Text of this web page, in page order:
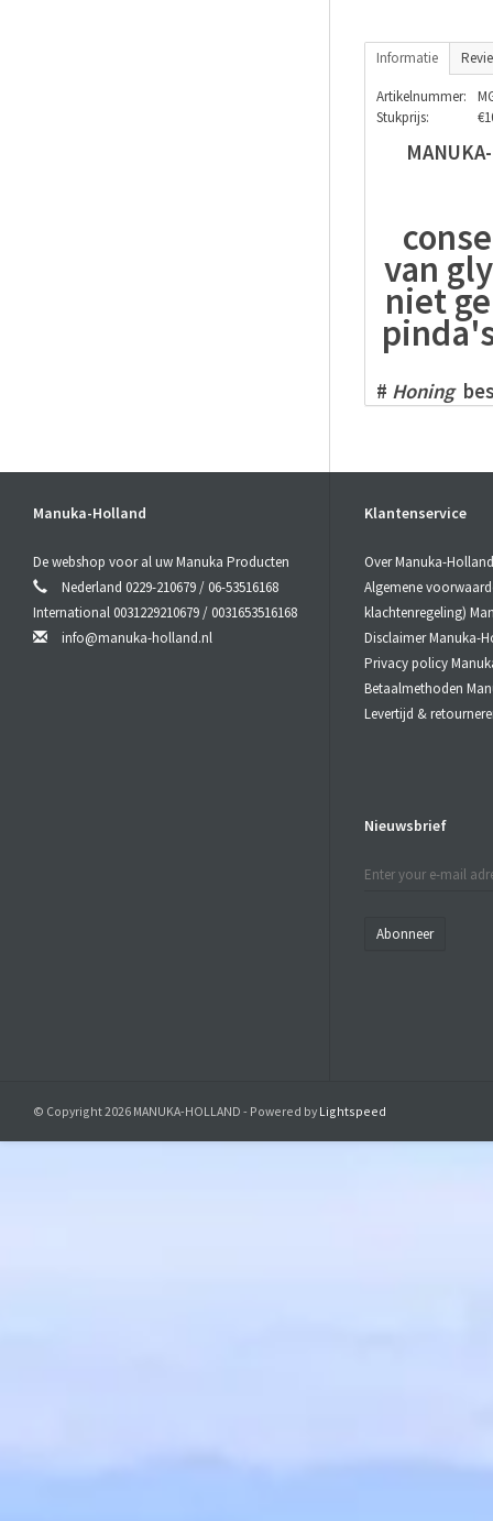
Informatie
Artikelnummer:
Stukprijs:
van
niet
# Honing
stap dichter
Dekracht
De kwaliteit
De hoogte
non-
synergie
Oraal
Slik de
Manuka-Holland
De webshop voor al uw Manuka Producten
Nederland 0229-210679 / 06-53516168
International 0031229210679 / 0031653516168
info@manuka-holland.nl
Klantenservice
Over Manuka-Holland
Algemene
klachtenregeling)
Disclaimer Manuka-
Privacy policy
Betaalmethoden
Levertijd &
Nieuwsbrief
Abonneer
© Copyright 2026 MANUKA-HOLLAND - Powered by Lightspeed